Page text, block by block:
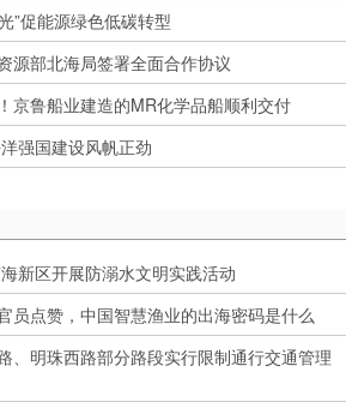
”促能源绿色低碳转型
源部北海局签署全面合作协议
京鲁船业建造的MR化学品船顺利交付
强国建设风帆正劲
新区开展防溺水文明实践活动
员点赞，中国智慧渔业的出海密码是什么
、明珠西路部分路段实行限制通行交通管理